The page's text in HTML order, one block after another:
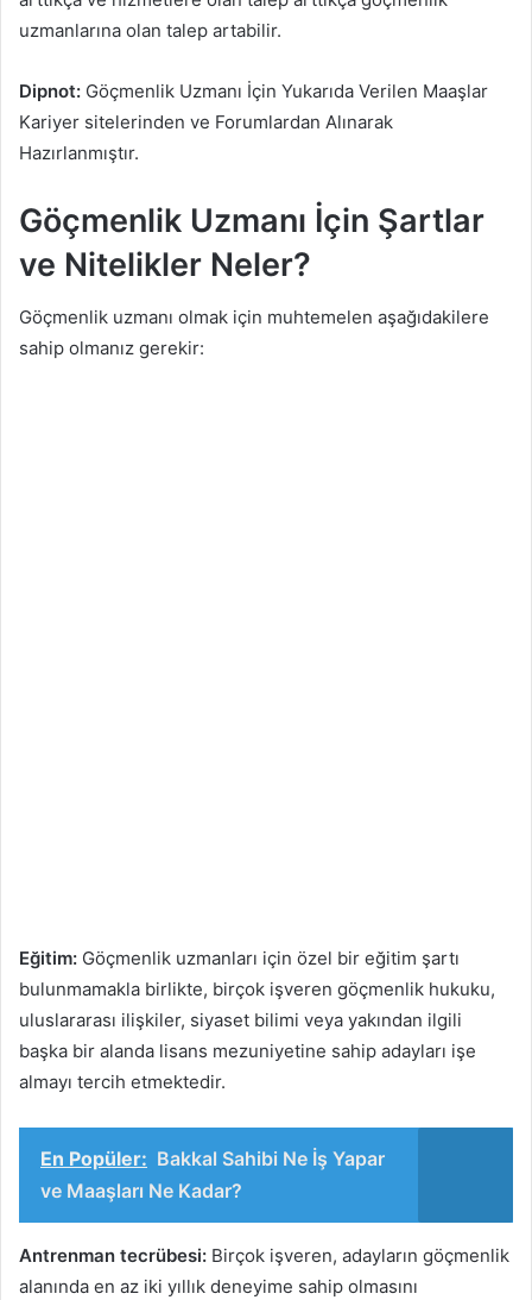
uzmanlarına olan talep artabilir.
Dipnot: Göçmenlik Uzmanı İçin Yukarıda Verilen Maaşlar
Kariyer sitelerinden ve Forumlardan Alınarak
Hazırlanmıştır.
Göçmenlik Uzmanı İçin Şartlar
ve Nitelikler Neler?
Göçmenlik uzmanı olmak için muhtemelen aşağıdakilere
sahip olmanız gerekir:
Eğitim: Göçmenlik uzmanları için özel bir eğitim şartı
bulunmamakla birlikte, birçok işveren göçmenlik hukuku,
uluslararası ilişkiler, siyaset bilimi veya yakından ilgili
başka bir alanda lisans mezuniyetine sahip adayları işe
almayı tercih etmektedir.
En Popüler: Bakkal Sahibi Ne İş Yapar
ve Maaşları Ne Kadar?
Antrenman tecrübesi: Birçok işveren, adayların göçmenlik
alanında en az iki yıllık deneyime sahip olmasını